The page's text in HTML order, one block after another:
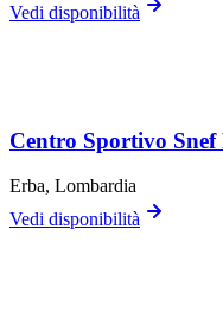
Vedi disponibilità
Centro Sportivo
Erba, Lombardia
Vedi disponibilità